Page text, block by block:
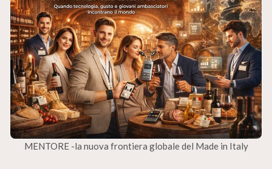
MENTORE -la nuova frontiera globale del Made in Italy